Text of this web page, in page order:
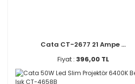
Cata CT-2677 21 Ampe ...
Fiyat : 396,00 TL